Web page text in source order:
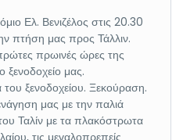
Ελ. Βενιζέλος στις 20.30
πτήση μας προς Τάλλιν.
πρωινές ώρες της
ξενοδοχείο μας.
ξενοδοχείου. Ξεκούραση.
μας με την παλιά
Ταλίν με τα πλακόστρωτα
τις μεγαλοπρεπείς